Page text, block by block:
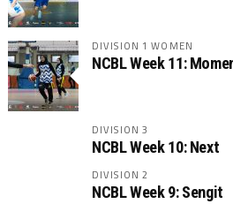
DIVISION 1 WOMEN
NCBL Week 11:
DIVISION 3
NCBL Week 10: Next
DIVISION 2
NCBL Week 9: Sengit